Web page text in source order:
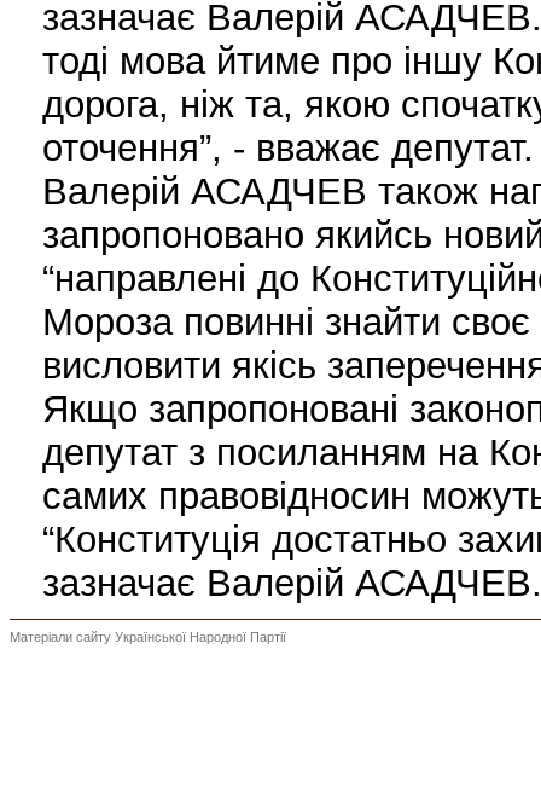
зазначає Валерій
тоді мова йтиме про іншу
дорога, ніж та, якою
оточення”, - вважає депутат.
Валерій АСАДЧЕВ також
запропоновано якийсь
“направлені до
Мороза повинні знайти
висловити якісь
Якщо запропоновані
депутат з посиланням на
самих правовідносин
“Конституція достатньо
зазначає Валерій АСАДЧЕВ.
Матеріали сайту Української Народної Партії